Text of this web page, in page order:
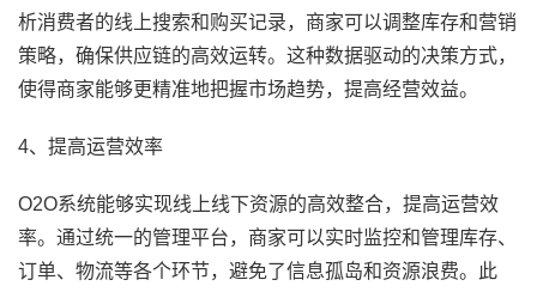
析消费者的线上搜索和购买记录，商家可以调整库存和营销
策略，确保供应链的高效运转。这种数据驱动的决策方式，
使得商家能够更精准地把握市场趋势，提高经营效益。
4、提高运营效率
O2O系统能够实现线上线下资源的高效整合，提高运营效
率。通过统一的管理平台，商家可以实时监控和管理库存、
订单、物流等各个环节，避免了信息孤岛和资源浪费。此